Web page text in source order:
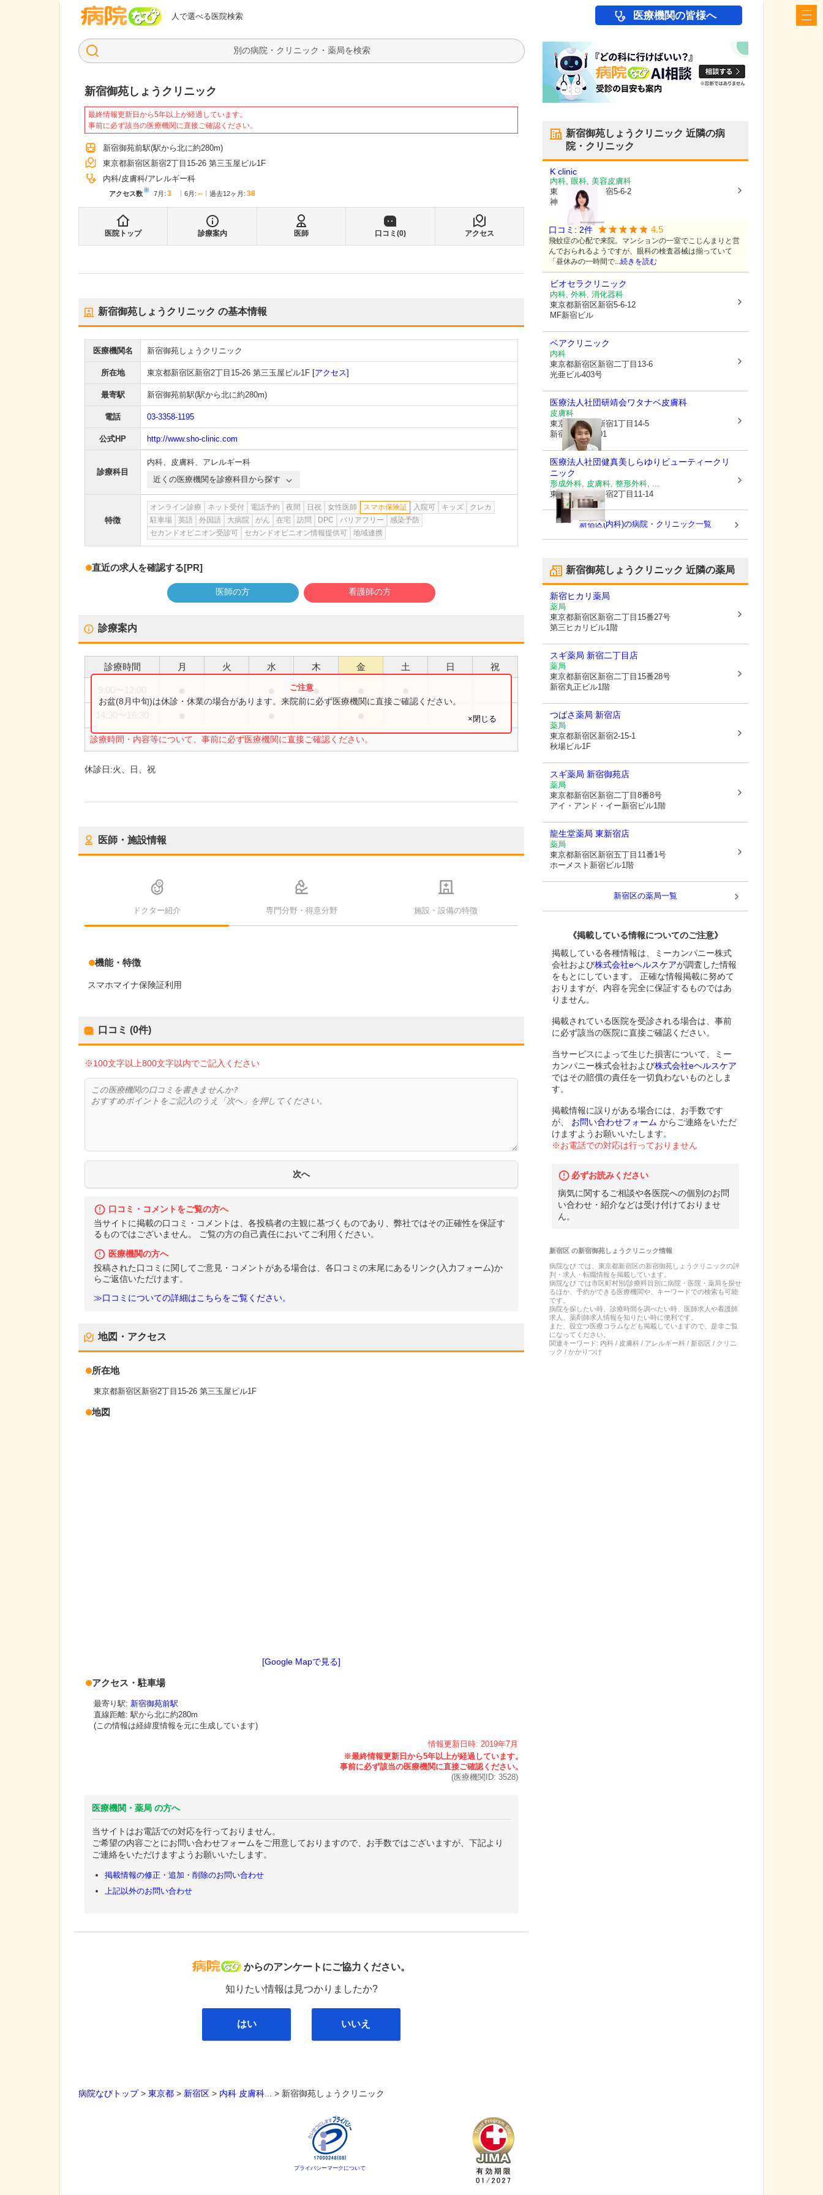
人で選べる医院検索
病院なび 医療機関の皆様へ
検索
新宿御苑しょうクリニック
最終情報更新日から5年以上が経過しています。
事前に必ず該当の医療機関に直接ご確認ください。
新宿御苑前駅(駅から北に約280m)
東京都新宿区新宿2丁目15-26 第三玉屋ビル1F
内科 皮膚科 アレルギー科
アクセス数※ 7月 : 3 6月 : -- 過去12ヶ月: 38
医院トップ 診療案内 医師 口コミ(0) アクセス
新宿御苑しょうクリニック の基本情報
医療機関名 新宿御苑しょうクリニック
所在地 東京都新宿区新宿2丁目15-26 第三玉屋ビル1F [アクセス]
最寄駅 新宿御苑前駅(駅から北に約280m)
電話 03-3358-1195
公式HP http://www.sho-clinic.com
診療科目
内科、 皮膚科、 アレルギー科
近くの医療機関を診療科目から探す
特徴
オンライン診療 ネット受付 電話予約 夜間 日祝 女性医師 スマホ保険証 入院可 キッズ
クレカ
駐車場
英語 外国語 大病院 がん 在宅 訪問 DPC バリアフリー
感染予防
セカンドオピニオン受診可
セカンドオピニオン情報提供可 地域連携
直近の求人を確認する[PR]
医師の方 看護師の方
診療案内
診療時間 月 火 水 木 金 土 日 祝
●
診療時間・内容等について、事前に必ず医療機関に直接ご確認ください。
お盆(8月中旬)は休診・休業の場合があります。来院前に必ず医療機関に直接ご確認ください。
×閉じる
休診日:火、日、祝
医師・施設情報
ドクター紹介 専門分野・得意分野 施設・設備の特徴
機能・特徴
スマホマイナ保険証利用
口コミ (0件)
※100文字以上800文字以内でご記入ください
口コミ・コメントをご覧の方へ
当サイトに掲載の口コミ・コメントは、各投稿者の主観に基づくものであり、弊社ではその正確性を保証す
るものではございません。 ご覧の方の自己責任においてご利用ください。
医療機関の方へ
投稿された口コミに関してご意見・コメントがある場合は、各口コミの末尾にあるリンク(入力フォーム)か
らご返信いただけます。
≫口コミについての詳細はこちらをご覧ください。
地図・アクセス
所在地
東京都新宿区新宿2丁目15-26 第三玉屋ビル1F
地図
[Google Mapで見る]
アクセス・駐車場
最寄り駅: 新宿御苑前駅
直線距離: 駅から北に約280m
(この情報は経緯度情報を元に生成しています)
情報更新日時: 2019年7月
(医療機関ID: 3528)
医療機関・薬局 の方へ
当サイトはお電話での対応を行っておりません。
ご希望の内容ごとにお問い合わせフォームをご用意しておりますので、お手数ではございますが、下記より
ご連絡をいただけますようお願いいたします。
掲載情報の修正・追加・削除のお問い合わせ
上記以外のお問い合わせ
病院なび
からのアンケートにご協力ください。
知りたい情報は見つかりましたか?
はい いいえ
新宿御苑しょうクリニック 近隣の病
院・クリニック
K clinic
内科, 眼科, 美容皮膚科
東京都新宿区
新宿5-6-2
神谷ビル402
口コミ: 2件 4.5
飛蚊症の心配で来院。マンションの一室でこじんまりと営
んでおられるようですが、眼科の検査器械は揃っていて
「昼休みの一時間で...続きを読む
ビオセラクリニック
内科, 外科, 消化器科
東京都新宿区新宿5-6-12
MF新宿ビル
ベアクリニック
内科
東京都新宿区新宿二丁目13-6
光亜ビル403号
医療法人社団研靖会ワタナベ皮膚科
皮膚科
東京都新宿区
新宿1丁目14-5
新宿KMビル501
医療法人社団健真美 しらゆりビューティークリ
ニック
形成外科, 皮膚科, 整形外科, ...
東京都新宿区
新宿2丁目11-14
新宿区(内科)の病院・クリニック一覧
新宿御苑しょうクリニック 近隣の薬局
新宿ヒカリ薬局
薬局
東京都新宿区新宿二丁目15番27号
第三ヒカリビル1階
スギ薬局 新宿二丁目店
薬局
東京都新宿区新宿二丁目15番28号
新宿丸正ビル1階
つばさ薬局 新宿店
薬局
東京都新宿区新宿2-15-1
秋場ビル1F
スギ薬局 新宿御苑店
薬局
東京都新宿区新宿二丁目8番8号
アイ・アンド・イー新宿ビル1階
龍生堂薬局 東新宿店
薬局
東京都新宿区新宿五丁目11番1号
ホーメスト新宿ビル1階
新宿区の薬局一覧
《掲載している情報についてのご注意》
掲載している各種情報は、ミーカンパニー株式
会社および株式会社eヘルスケアが調査した情報
をもとにしています。 正確な情報掲載に努めて
おりますが、内容を完全に保証するものではあ
りません。
掲載されている医院を受診される場合は、事前
に必ず該当の医院に直接ご確認ください。
当サービスによって生じた損害について、ミー
カンパニー株式会社および株式会社eヘルスケア
ではその賠償の責任を一切負わないものとしま
す。
掲載情報に誤りがある場合には、お手数です
が、
お問い合わせフォーム からご連絡をいただ
けますようお願いいたします。
※お電話での対応は行っておりません
必ずお読みください
病気に関するご相談や各医院への個別のお問
い合わせ・紹介などは受け付けておりませ
ん。
新宿区の新宿御苑しょうクリニック情報
病院なび では、 東京都新宿区の新宿御苑しょうクリニックの評
判・求人・転職情報を掲載しています。
病院なび では市区町村別/診療科目別に病院・医院・薬局を探せ
るほか、予約ができる医療機関や、キーワードでの検索も可能
です。
病院を探したい時、診療時間を調べたい時、医師求人や看護師
求人、薬剤師求人情報を知りたい時に便利です。
また、役立つ医療コラムなども掲載していますので、是非ご覧
になってください。
関連キーワード: 内科 / 皮膚科 / アレルギー科 / 新宿区 / クリニ
ック / かかりつけ
病院なびトップ> 東京都 > 新宿区 > 内科 皮膚科 ... > 新宿御苑しょうクリニック
プライバシーマークについて